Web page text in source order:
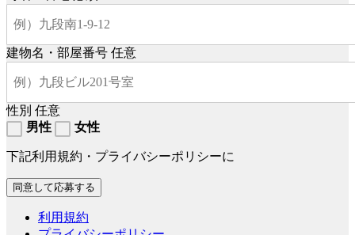
建物名・部屋番号 任意
性別 任意
男性
女性
下記利用規約・プライバシーポリシーに
利用規約